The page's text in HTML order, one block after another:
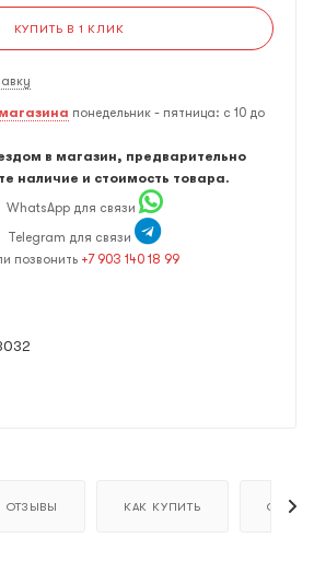
КУПИТЬ В 1 КЛИК
понедельник - пятница: с 10 до
в магазин, предварительно
наличие и стоимость товара.
WhatsApp для связи
Telegram для связи
позвонить +7 903 140 18 99
ОТЗЫВЫ КАК КУПИТЬ ОПЛАТА